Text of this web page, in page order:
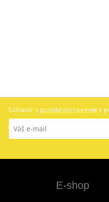
Súhlasím s posielaním noviniekv
E-shop